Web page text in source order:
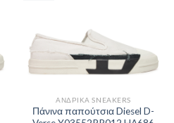
ΑΝΔΡΙΚΆ SNEAKERS
Πάνινα παπούτσια Diesel D-